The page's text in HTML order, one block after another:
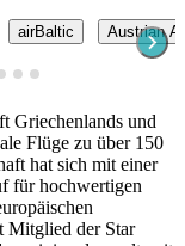
airBaltic Austrian
Griechenlands und
Flüge zu über 150
hat sich mit einer
für hochwertigen
Mitglied der Star